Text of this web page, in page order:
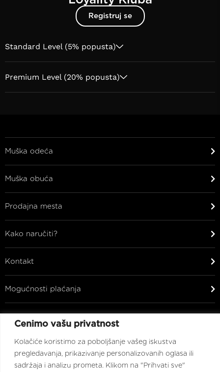
Cenimo vašu privatnost
Kolačiće koristimo za poboljšanje vašeg iskustva
pregledavanja, prikazivanje personalizovanih oglasa ili
sadržaja i analizu prometa. Klikom na "Prihvati sve"
Registruj se
Standard Level (5% popusta)
Premium Level (20% popusta)
Muška odeća
Muška obuća
Prodajna mesta
Kako naručiti?
Kontakt
Mogućnosti plaćanja
Ostalo
Zaprati nas na